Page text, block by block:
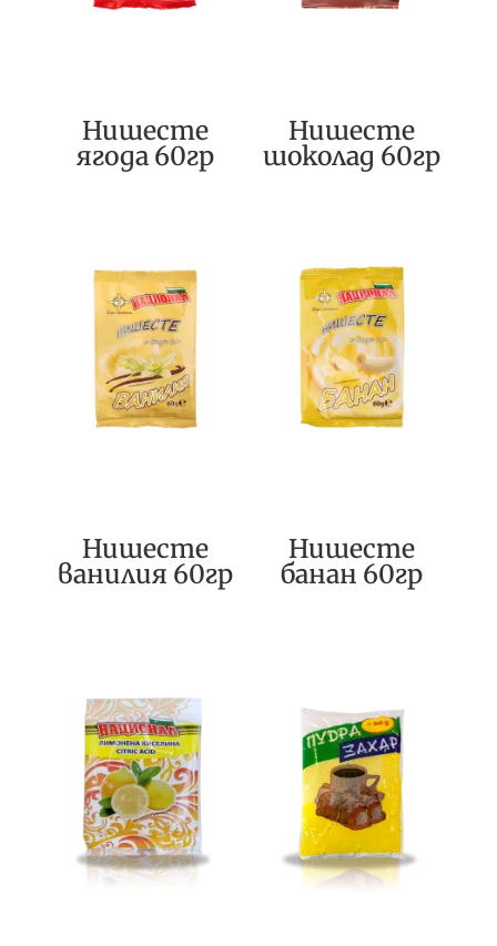
Нишесте
ягода 60гр
Нишесте
шоколад 60гр
Нишесте
ванилия 60гр
Нишесте
банан 60гр